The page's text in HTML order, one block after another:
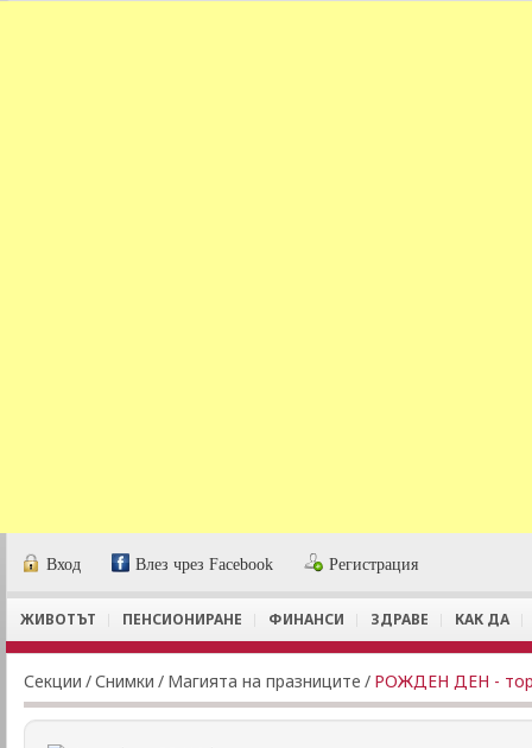
Вход Влез чрез Facebook Регистрация
ЖИВОТЪТ ПЕНСИОНИРАНЕ ФИНАНСИ ЗДРАВЕ КАК ДА
Секции /Снимки / Магията на празниците / РОЖДЕН ДЕН -